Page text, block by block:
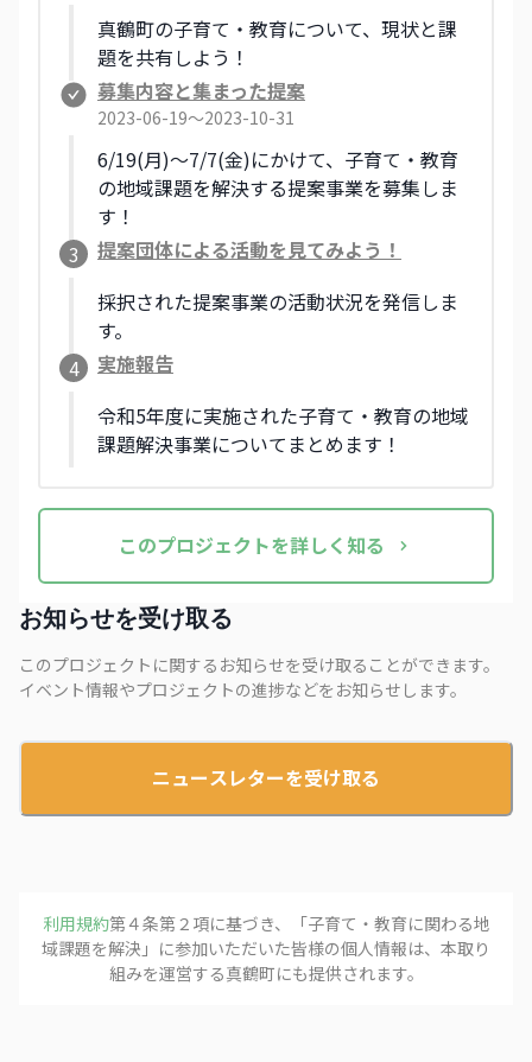
真鶴町の子育て・教育について、現状と課
題を共有しよう！
募集内容と集まった提案
2023-06-19〜2023-10-31
6/19(月)～7/7(金)にかけて、子育て・教育
の地域課題を解決する提案事業を募集しま
す！
3
提案団体による活動を見てみよう！
採択された提案事業の活動状況を発信しま
す。
4
実施報告
令和5年度に実施された子育て・教育の地域
課題解決事業についてまとめます！
このプロジェクトを詳しく知る
お知らせを受け取る
このプロジェクトに関するお知らせを受け取ることができます。
イベント情報やプロジェクトの進捗などをお知らせします。
ニュースレターを受け取る
利用規約第４条第２項に基づき、「子育て・教育に関わる地
域課題を解決 」に参加いただいた皆様の個人情報は、本取り
組みを運営する真鶴町にも提供されます。